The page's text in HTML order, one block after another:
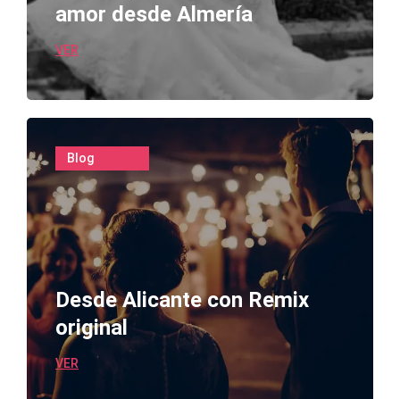
amor desde Almería
VER
Blog
Desde Alicante con Remix
original
VER